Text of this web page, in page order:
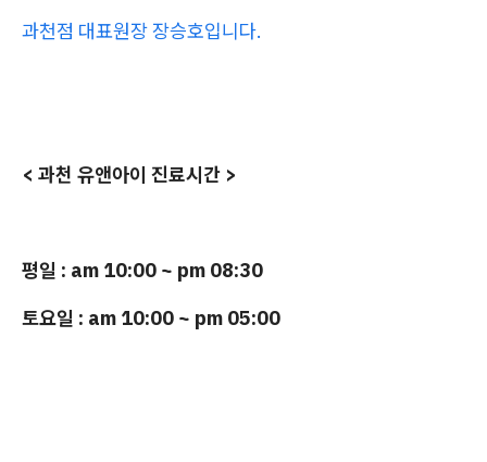
과천점 대표원장 장승호입니다.
< 과천 유앤아이 진료시간 >
평일 : am 10:00 ~ pm 08:30
토요일 : am 10:00 ~ pm 05:00